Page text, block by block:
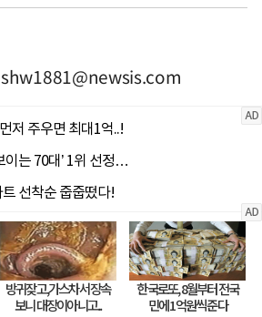
shw1881@newsis.com